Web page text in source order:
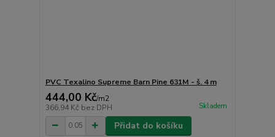
PVC Texalino Supreme Barn Pine 631M - š. 4 m
444,00 Kč/m2
366,94 Kč bez DPH Skladem
Přidat do košíku